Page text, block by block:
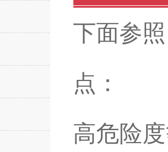
下面参
点：
高危险